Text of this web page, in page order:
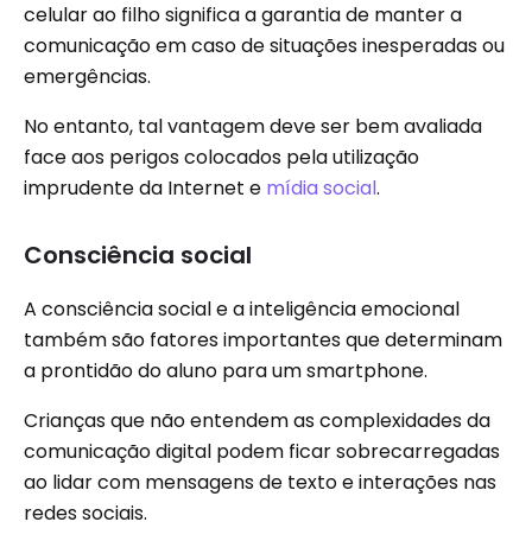
celular ao filho significa a garantia de manter a
comunicação em caso de situações inesperadas ou
emergências.
No entanto, tal vantagem deve ser bem avaliada
face aos perigos colocados pela utilização
imprudente da Internet e mídia social.
Consciência social
A consciência social e a inteligência emocional
também são fatores importantes que determinam
a prontidão do aluno para um smartphone.
Crianças que não entendem as complexidades da
comunicação digital podem ficar sobrecarregadas
ao lidar com mensagens de texto e interações nas
redes sociais.